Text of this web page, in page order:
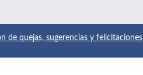
de quejas, sugerencias y felicitaciones